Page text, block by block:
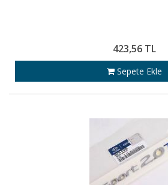
423,56 TL
Sepete Ekle